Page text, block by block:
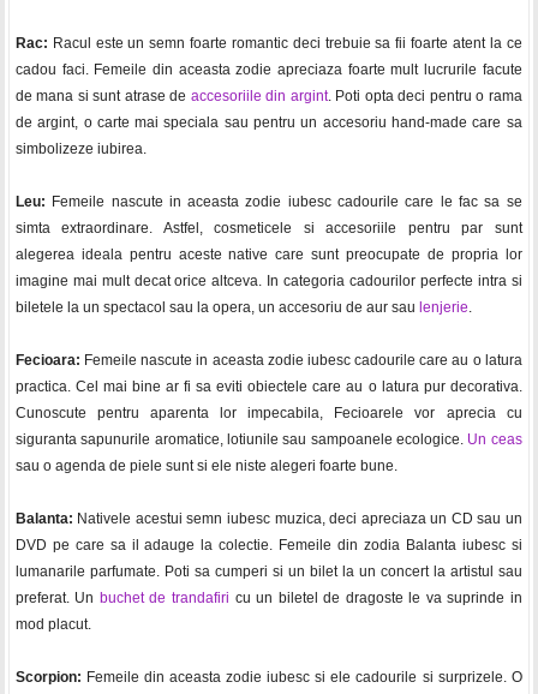
Rac: Racul este un semn foarte romantic deci trebuie sa fii foarte atent la ce
cadou faci. Femeile din aceasta zodie apreciaza foarte mult lucrurile facute
de mana si sunt atrase de accesoriile din argint. Poti opta deci pentru o rama
de argint, o carte mai speciala sau pentru un accesoriu hand-made care sa
simbolizeze iubirea.
Leu: Femeile nascute in aceasta zodie iubesc cadourile care le fac sa se
simta extraordinare. Astfel, cosmeticele si accesoriile pentru par sunt
alegerea ideala pentru aceste native care sunt preocupate de propria lor
imagine mai mult decat orice altceva. In categoria cadourilor perfecte intra si
biletele la un spectacol sau la opera, un accesoriu de aur sau lenjerie.
Fecioara: Femeile nascute in aceasta zodie iubesc cadourile care au o latura
practica. Cel mai bine ar fi sa eviti obiectele care au o latura pur decorativa.
Cunoscute pentru aparenta lor impecabila, Fecioarele vor aprecia cu
siguranta sapunurile aromatice, lotiunile sau sampoanele ecologice. Un ceas
sau o agenda de piele sunt si ele niste alegeri foarte bune.
Balanta: Nativele acestui semn iubesc muzica, deci apreciaza un CD sau un
DVD pe care sa il adauge la colectie. Femeile din zodia Balanta iubesc si
lumanarile parfumate. Poti sa cumperi si un bilet la un concert la artistul sau
preferat. Un buchet de trandafiri cu un biletel de dragoste le va suprinde in
mod placut.
Scorpion: Femeile din aceasta zodie iubesc si ele cadourile si surprizele. O